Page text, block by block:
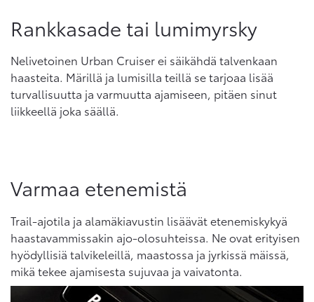
Rankkasade tai lumimyrsky
Nelivetoinen Urban Cruiser ei säikähdä talvenkaan
haasteita. Märillä ja lumisilla teillä se tarjoaa lisää
turvallisuutta ja varmuutta ajamiseen, pitäen sinut
liikkeellä joka säällä.
Varmaa etenemistä
Trail-ajotila ja alamäkiavustin lisäävät etenemiskykyä
haastavammissakin ajo-olosuhteissa. Ne ovat erityisen
hyödyllisiä talvikeleillä, maastossa ja jyrkissä mäissä,
mikä tekee ajamisesta sujuvaa ja vaivatonta.